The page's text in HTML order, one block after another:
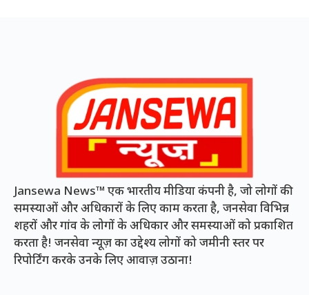
Jansewa News™ एक भारतीय मीडिया कंपनी है, जो लोगों की
समस्याओं और अधिकारों के लिए काम करता है, जनसेवा विभिन्न
शहरों और गांव के लोगों के अधिकार और समस्याओं को प्रकाशित
करता है! जनसेवा न्यूज़ का उद्देश्य लोगों को जमीनी स्तर पर
रिपोर्टिंग करके उनके लिए आवाज़ उठाना!